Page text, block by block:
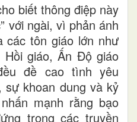
biết thông điệp này
với ngài, vì phản ánh
các tôn giáo lớn như
Hồi giáo, Ấn Độ giáo
đề cao tình yêu
khoan dung và kỷ
mạnh rằng bạo
trong các truyền